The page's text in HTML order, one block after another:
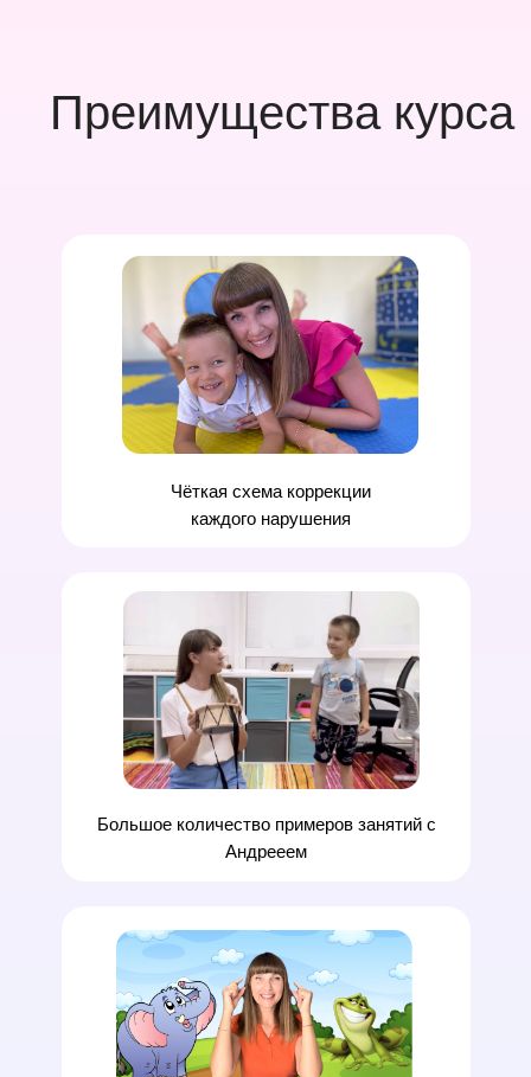
Большое количество примеров занятийс
Андрееем
Чёткая схема коррекции
каждого нарушения
Преимущества курса